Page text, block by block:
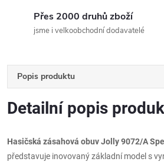
Přes 2000 druhů zboží
jsme i velkoobchodní dodavatelé
Popis produktu
Detailní popis
Hasičská zásahová obuv Jolly 9072/A
představuje inovovaný základní model s